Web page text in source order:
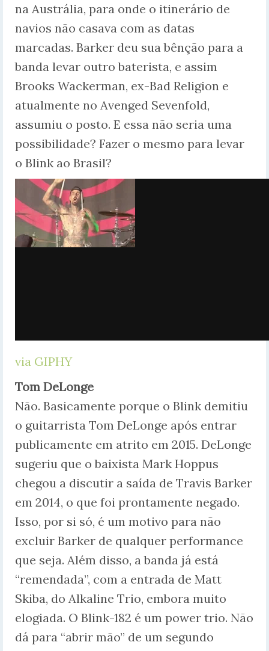
na Austrália, para onde o itinerário de
navios não casava com as datas
marcadas. Barker deu sua bênção para a
banda levar outro baterista, e assim
Brooks Wackerman, ex-Bad Religion e
atualmente no Avenged Sevenfold,
assumiu o posto. E essa não seria uma
possibilidade? Fazer o mesmo para levar
o Blink ao Brasil?
via GIPHY
Tom DeLonge
Não. Basicamente porque o Blink demitiu
o guitarrista Tom DeLonge após entrar
publicamente em atrito em 2015. DeLonge
sugeriu que o baixista Mark Hoppus
chegou a discutir a saída de Travis Barker
em 2014, o que foi prontamente negado.
Isso, por si só, é um motivo para não
excluir Barker de qualquer performance
que seja. Além disso, a banda já está
“remendada”, com a entrada de Matt
Skiba, do Alkaline Trio, embora muito
elogiada. O Blink-182 é um power trio. Não
dá para “abrir mão” de um segundo